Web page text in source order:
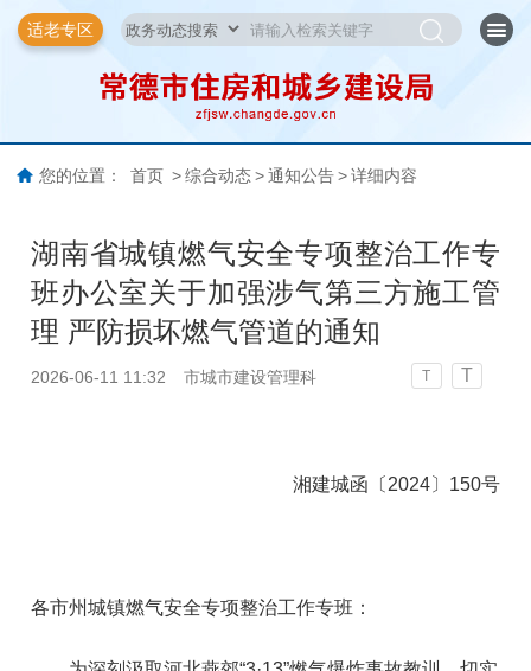
适老专区
您的位置： 首页 > 综合动态 > 通知公告 > 详细内容
湖南省城镇燃气安全专项整治工作专
班办公室关于加强涉气第三方施工管
理 严防损坏燃气管道的通知
2026-06-11 11:32 市城市建设管理科 T T
湘建城函〔2024〕150号
各市州城镇燃气安全专项整治工作专班：